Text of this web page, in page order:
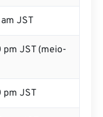
JST
pm JST (meio-
pm JST